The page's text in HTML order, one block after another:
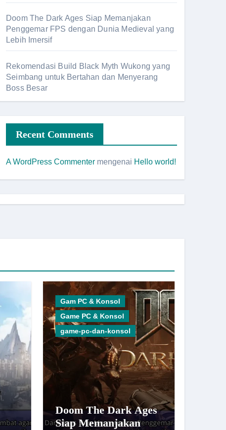
Doom The Dark Ages Siap Memanjakan
Penggemar FPS dengan Dunia Medieval yang
Lebih Imersif
Rekomendasi Build Black Myth Wukong yang
Seimbang untuk Bertahan dan Menyerang
Boss Besar
Recent Comments
A WordPress Commenter mengenai Hello world!
Gam PC & Konsol
Game PC & Konsol
game-pc-dan-konsol
Doom The Dark Ages
Siap Memanjakan